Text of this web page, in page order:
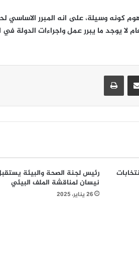
كونه وسيلة، على انه المبرر الاساسي
لا يوجد ما يبرر عمل واجراءات الدولة
مشاركة عبر البريد
رئيس لجنة الصحة والبيئة
نيسان لمناقشة الملف البيئي
26 يناير، 2025